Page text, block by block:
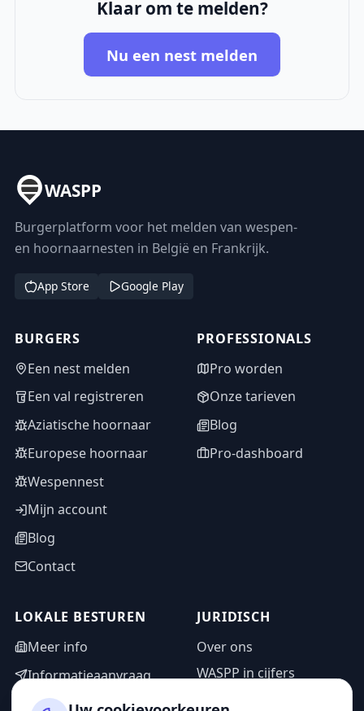
Klaar om te melden?
Nu een nest melden
WASPP
Burgerplatform voor het melden van wespen-
en hoornaarnesten in België en Frankrijk.
App Store Google Play
BURGERS
Een nest melden
Een val registreren
Aziatische hoornaar
Europese hoornaar
Wespennest
Mijn account
Blog
Contact
PROFESSIONALS
Pro worden
Onze tarieven
Blog
Pro-dashboard
LOKALE BESTUREN
Meer info
Informatieaanvraag
Adminzone
JURIDISCH
Over ons
WASPP in cijfers